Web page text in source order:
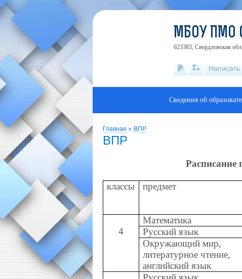
Главная » ВПР
ВПР
Расписание
классы предмет
4
Математика
Русский язык
Окружающий мир,
литературное чтение,
английский язык
МБОУ ПМО
623383, Свердловская
Сведения об